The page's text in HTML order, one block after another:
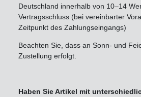
Deutschland innerhalb von 10–14
Vertragsschluss (bei vereinbarter
Zeitpunkt des Zahlungseingangs)
Beachten Sie, dass an Sonn- und
Zustellung erfolgt.
Haben Sie Artikel mit